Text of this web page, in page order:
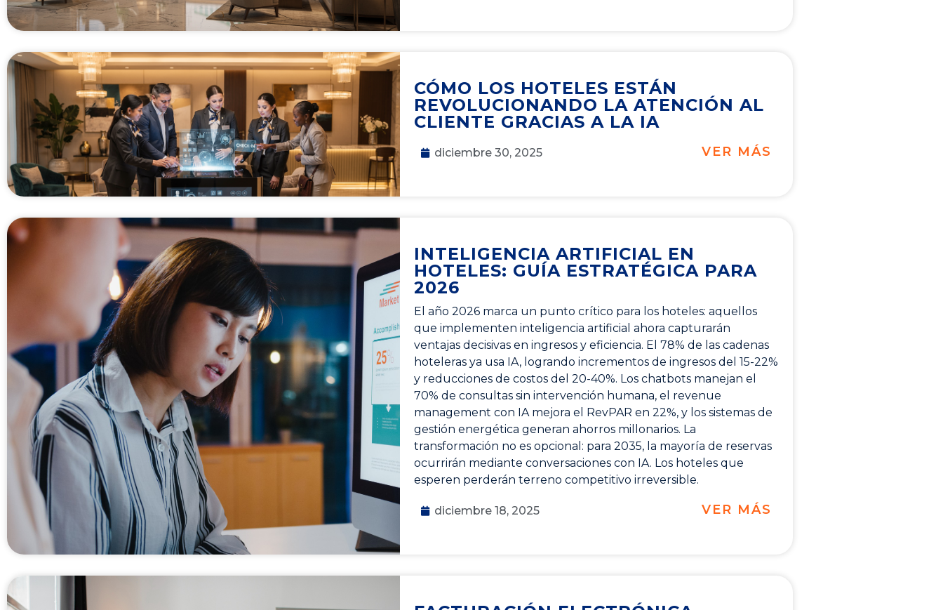
CÓMO LOS HOTELES ESTÁN
REVOLUCIONANDO LA ATENCIÓN AL
CLIENTE GRACIAS A LA IA
diciembre 30, 2025 VER MÁS
INTELIGENCIA ARTIFICIAL EN
HOTELES: GUÍA ESTRATÉGICA PARA
2026
El año 2026 marca un punto crítico para los hoteles: aquellos
que implementen inteligencia artificial ahora capturarán
ventajas decisivas en ingresos y eficiencia. El 78% de las cadenas
hoteleras ya usa IA, logrando incrementos de ingresos del 15-22%
y reducciones de costos del 20-40%. Los chatbots manejan el
70% de consultas sin intervención humana, el revenue
management con IA mejora el RevPAR en 22%, y los sistemas de
gestión energética generan ahorros millonarios. La
transformación no es opcional: para 2035, la mayoría de reservas
ocurrirán mediante conversaciones con IA. Los hoteles que
esperen perderán terreno competitivo irreversible.
diciembre 18, 2025 VER MÁS